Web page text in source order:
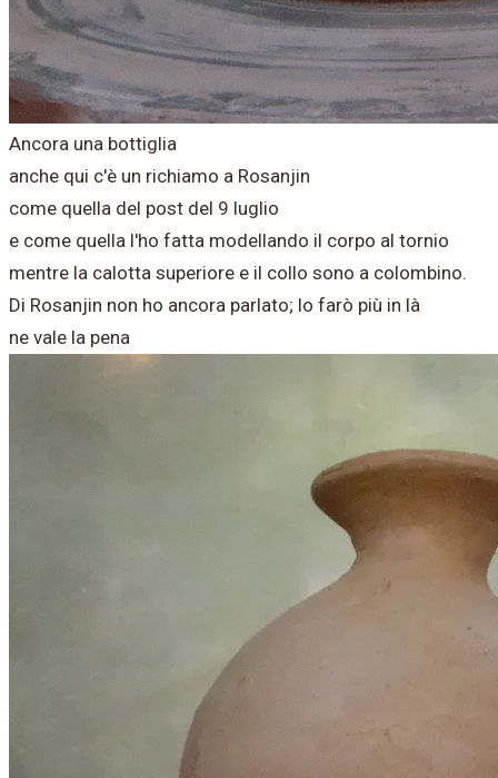
Ancora una bottiglia
anche qui c'è un richiamo a Rosanjin
come quella del post del 9 luglio
e come quella l'ho fatta modellando il corpo al tornio
mentre la calotta superiore e il collo sono a colombino.
Di Rosanjin non ho ancora parlato; lo farò più in là
ne vale la pena